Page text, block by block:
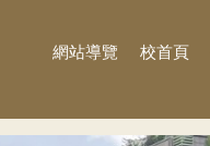
網站導覽 校首頁